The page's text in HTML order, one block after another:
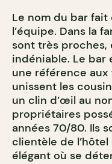
Le nom du bar fait
l’équipe. Dans la
sont très
indéniable. Le bar
une référence
unissent les
un clin d’œil au
propriétaires
années 70/80. Ils
clientèle de
élégant où se